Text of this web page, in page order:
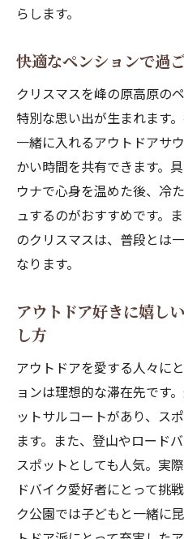
らします。
快適なペンションで過
クリスマスを峰の原高原の
特別な思い出が生まれます
一緒に入れるアウトドアサ
かい時間を共有できます。
ウナで心身を温めた後、冷
ュするのがおすすめです。
のクリスマスは、普段とは
なります。
アウトドア好きに嬉し
し方
アウトドアを愛する人々に
ョンは理想的な滞在先です
ットサルコートがあり、ス
ます。また、登山やロード
スポットとしても人気。実
ドバイク愛好者にとって挑
ク公園では子どもと一緒に